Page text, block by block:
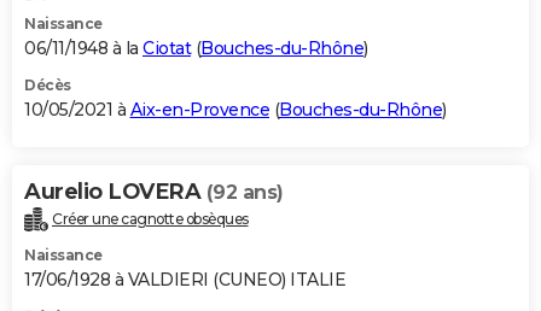
Naissance
06/11/1948 à la Ciotat(Bouches-du-Rhône)
Décès
10/05/2021 à Aix-en-Provence (Bouches-du-Rhône)
Aurelio LOVERA (92 ans)
Créer une cagnotte obsèques
Naissance
17/06/1928 à VALDIERI (CUNEO) ITALIE